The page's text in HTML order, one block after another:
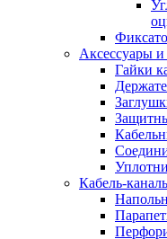
Аксессуары
Гайки
Кабель-